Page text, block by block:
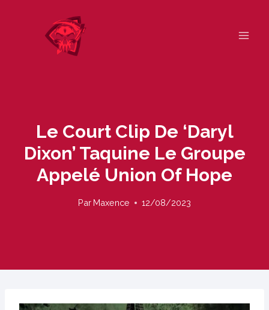
Le Court Clip De ‘Daryl
Dixon’ Taquine Le Groupe
Appelé Union Of Hope
Par Maxence 12/08/2023